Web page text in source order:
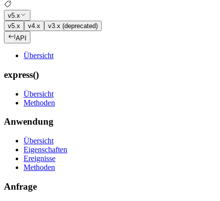
v5.x
v5.x
v4.x
v3.x (deprecated)
API
Übersicht
express()
Übersicht
Methoden
Anwendung
Übersicht
Eigenschaften
Ereignisse
Methoden
Anfrage